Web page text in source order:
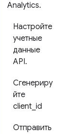
Analytics.
Настройте
учетные
данные
API.
Сгенериру
йте
client_id
Отправить